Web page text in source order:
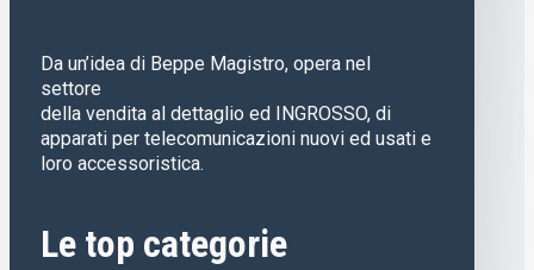
Da un’idea di Beppe Magistro, opera nel
settore
della vendita al dettaglio ed INGROSSO, di
apparati per telecomunicazioni nuovi ed usati e
loro accessoristica.
Le top categorie